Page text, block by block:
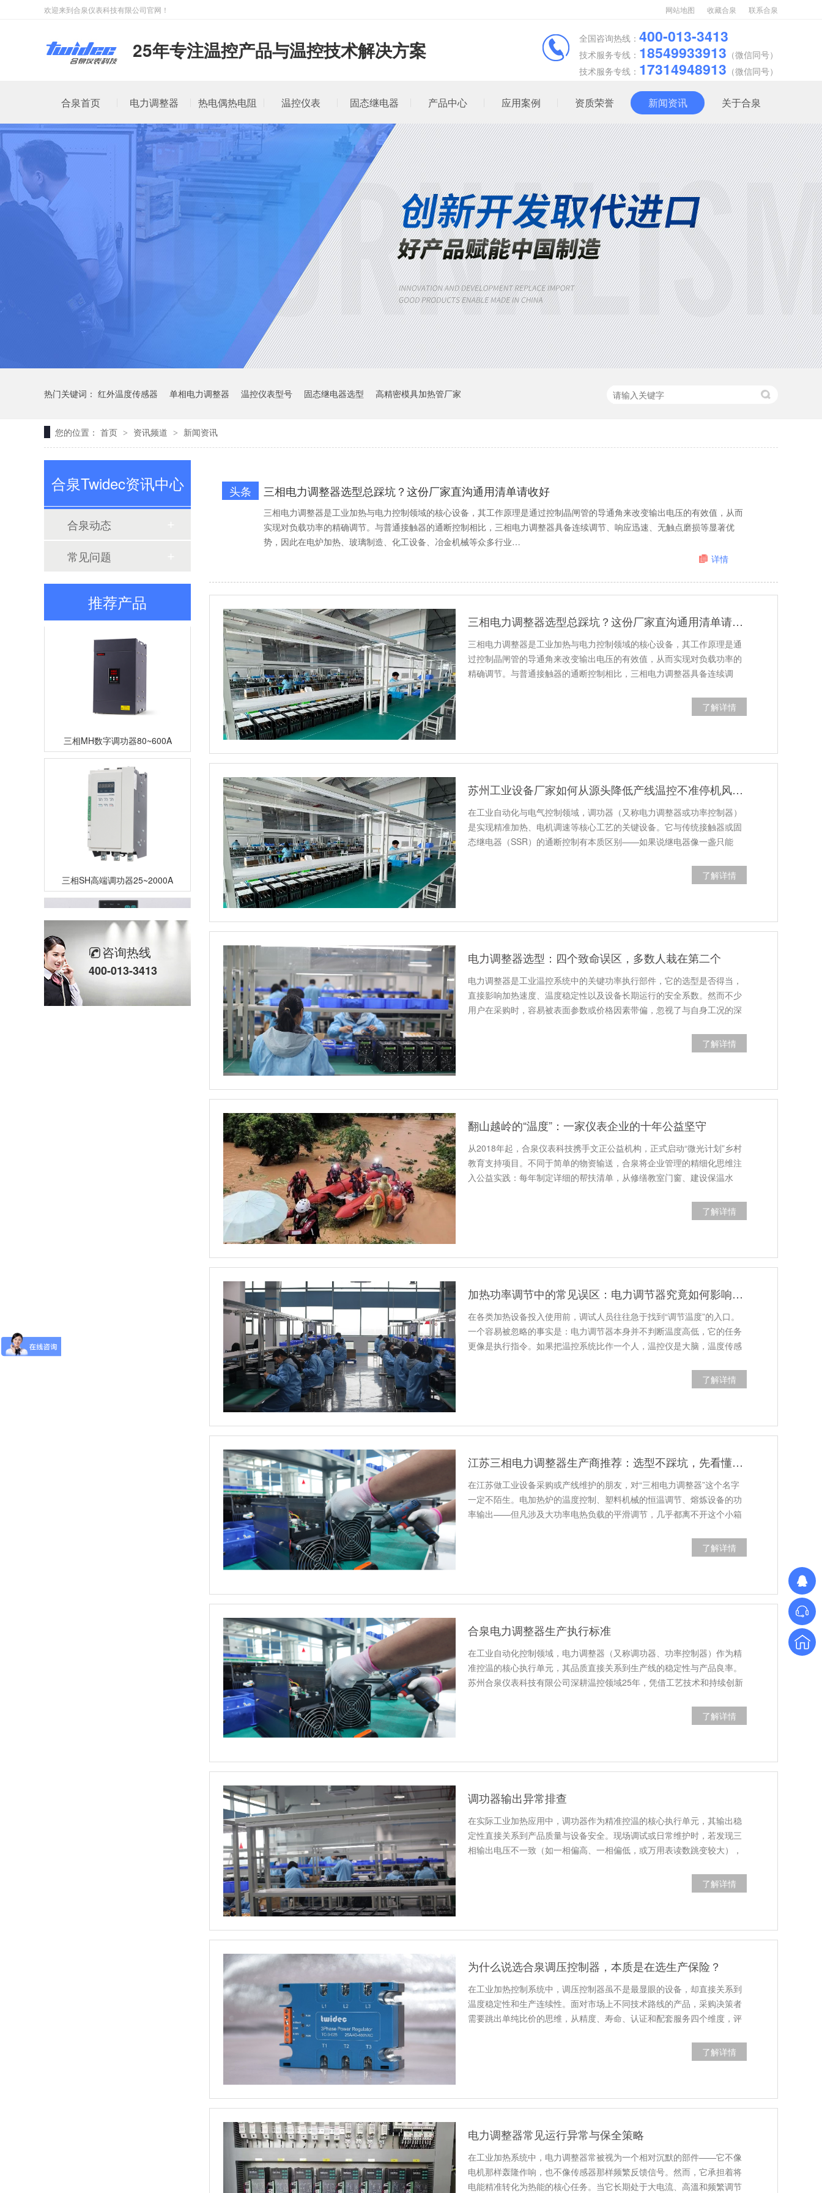
网站地图 收藏合泉 联系合泉
欢迎来到合泉仪表科技有限公司官网！
25年专注温控产品与温控技术解决方案 全国咨询热线： 400-013-3413
技术服务专线： 18549933913 （微信同号）
技术服务专线： 17314948913 （微信同号）
合泉首页 电力调整器 热电偶热电阻 温控仪表 固态继电器 产品中心 应用案例 资质荣誉 新闻资讯 关于合泉
热门关键词： 红外温度传感器 单相电力调整器 温控仪表型号 固态继电器选型 高精密模具加热管厂家
您的位置： 首页 > 资讯频道 > 新闻资讯
三相电力调整器选型总踩坑？这份厂家直沟通用清单请收好
头条
三相电力调整器是工业加热与电力控制领域的核心设备，其工作原理是通过控制晶闸管的导通角来改变输出电压的有效值，从而
实现对负载功率的精确调节。与普通接触器的通断控制相比，三相电力调整器具备连续调节、响应迅速、无触点磨损等显著优
势，因此在电炉加热、玻璃制造、化工设备、冶金机械等众多行业…
详情
三相电力调整器选型总踩坑？这份厂家直沟通用清单请收好
三相电力调整器是工业加热与电力控制领域的核心设备，其工作原理是通
过控制晶闸管的导通角来改变输出电压的有效值，从而实现对负载功率的
精确调节。与普通接触器的通断控制相比，三相电力调整器具备连续调
了解详情
苏州工业设备厂家如何从源头降低产线温控不准停机风险？
在工业自动化与电气控制领域，调功器（又称电力调整器或功率控制器）
是实现精准加热、电机调速等核心工艺的关键设备。它与传统接触器或固
态继电器（SSR）的通断控制有本质区别——如果说继电器像一盏只能
了解详情
电力调整器选型：四个致命误区，多数人栽在第二个
电力调整器是工业温控系统中的关键功率执行部件，它的选型是否得当，
直接影响加热速度、温度稳定性以及设备长期运行的安全系数。然而不少
用户在采购时，容易被表面参数或价格因素带偏，忽视了与自身工况的深
了解详情
翻山越岭的“温度”：一家仪表企业的十年公益坚守
从2018年起，合泉仪表科技携手文正公益机构，正式启动“微光计划”乡村
教育支持项目。不同于简单的物资输送，合泉将企业管理的精细化思维注
入公益实践：每年制定详细的帮扶清单，从修缮教室门窗、建设保温水
了解详情
加热功率调节中的常见误区：电力调节器究竟如何影响温度？
在各类加热设备投入使用前，调试人员往往急于找到“调节温度”的入口。
一个容易被忽略的事实是：电力调节器本身并不判断温度高低，它的任务
更像是执行指令。如果把温控系统比作一个人，温控仪是大脑，温度传感
了解详情
江苏三相电力调整器生产商推荐：选型不踩坑，先看懂这几点
在江苏做工业设备采购或产线维护的朋友，对“三相电力调整器”这个名字
一定不陌生。电加热炉的温度控制、塑料机械的恒温调节、熔炼设备的功
率输出——但凡涉及大功率电热负载的平滑调节，几乎都离不开这个小箱
了解详情
合泉电力调整器生产执行标准
在工业自动化控制领域，电力调整器（又称调功器、功率控制器）作为精
准控温的核心执行单元，其品质直接关系到生产线的稳定性与产品良率。
苏州合泉仪表科技有限公司深耕温控领域25年，凭借工艺技术和持续创新
了解详情
调功器输出异常排查
在实际工业加热应用中，调功器作为精准控温的核心执行单元，其输出稳
定性直接关系到产品质量与设备安全。现场调试或日常维护时，若发现三
相输出电压不一致（如一相偏高、一相偏低，或万用表读数跳变较大），
了解详情
为什么说选合泉调压控制器，本质是在选生产保险？
在工业加热控制系统中，调压控制器虽不是最显眼的设备，却直接关系到
温度稳定性和生产连续性。面对市场上不同技术路线的产品，采购决策者
需要跳出单纯比价的思维，从精度、寿命、认证和配套服务四个维度，评
了解详情
电力调整器常见运行异常与保全策略
在工业加热系统中，电力调整器常被视为一个相对沉默的部件——它不像
电机那样轰隆作响，也不像传感器那样频繁反馈信号。然而，它承担着将
电能精准转化为热能的核心任务。当它长期处于大电流、高溫和频繁调节
合泉Twidec资讯中心
合泉动态
常见问题
推荐产品
定制大功率直流电源
三相TR标准调功器30~200A
单相TM数字调功器25~150A
咨询热线
400-013-3413